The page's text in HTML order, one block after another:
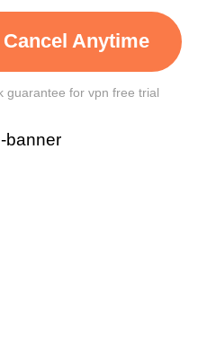
Anytime
guarantee for vpn free trial